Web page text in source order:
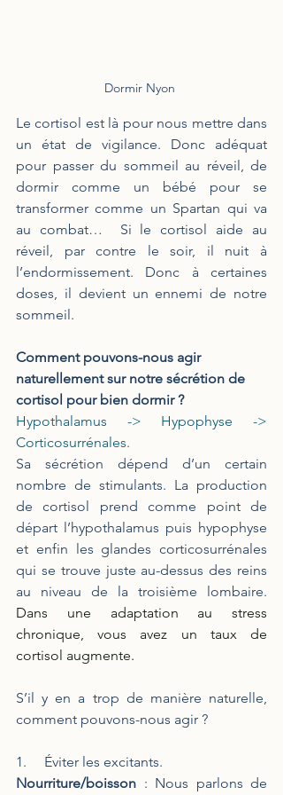
Dormir Nyon
Le cortisol est là pour nous mettre dans
un état de vigilance. Donc adéquat
pour passer du sommeil au réveil, de
dormir comme un bébé pour se
transformer comme un Spartan qui va
au combat…  Si le cortisol aide au
réveil, par contre le soir, il nuit à
l’endormissement. Donc à certaines
doses, il devient un ennemi de notre
sommeil.
Comment pouvons-nous agir
naturellement sur notre sécrétion de
cortisol pour bien dormir ?
Hypothalamus -> Hypophyse ->
Corticosurrénales.
Sa sécrétion dépend d’un certain
nombre de stimulants. La production
de cortisol prend comme point de
départ l’hypothalamus puis hypophyse
et enfin les glandes corticosurrénales
qui se trouve juste au-dessus des reins
Dans une adaptation au stress
chronique, vous avez un taux de
cortisol augmente.
S’il y en a trop de manière naturelle,
comment pouvons-nous agir ?
1.     Éviter les excitants.
Nourriture/boisson : Nous parlons de